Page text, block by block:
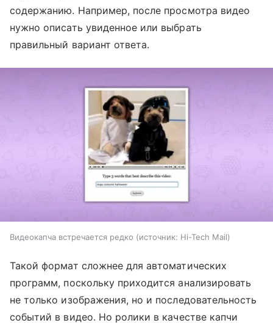
содержанию. Например, после просмотра видео
нужно описать увиденное или выбрать
правильный вариант ответа.
Видеокапча встречается редко источник: Hi-Tech Mail
Такой формат сложнее для автоматических
программ, поскольку приходится анализировать
не только изображения, но и последовательность
событий в видео. Но ролики в качестве капчи